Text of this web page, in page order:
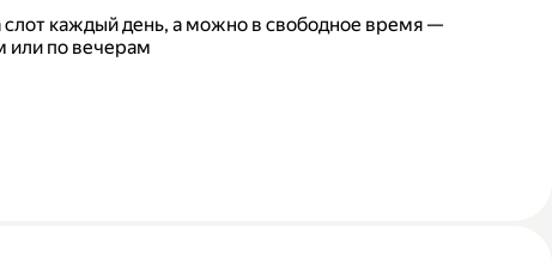
каждый день, а можно в свободное время —
или по вечерам